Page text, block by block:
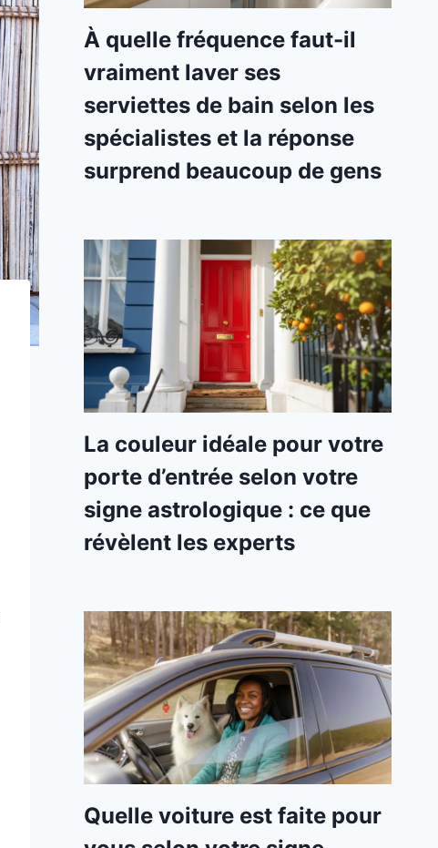
À quelle fréquence faut-il
vraiment laver ses
serviettes de bain selon les
spécialistes et la réponse
surprend beaucoup de gens
La couleur idéale pour votre
porte d’entrée selon votre
signe astrologique : ce que
révèlent les experts
Quelle voiture est faite pour